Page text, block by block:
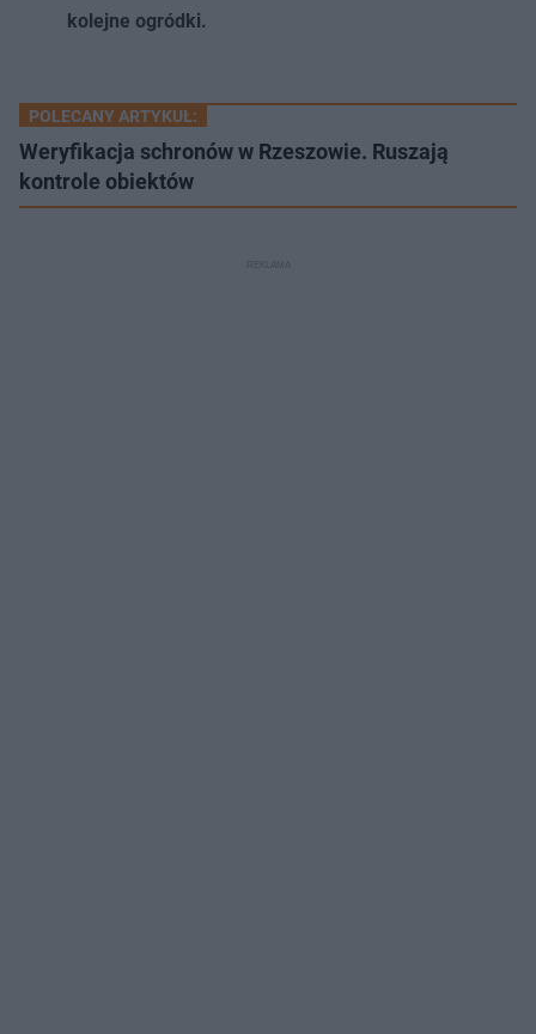
kolejne ogródki.
POLECANY ARTYKUŁ:
Weryfikacja schronów w Rzeszowie. Ruszają
kontrole obiektów